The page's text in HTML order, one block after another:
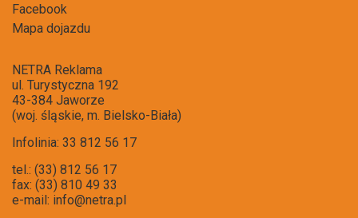
Facebook
Mapa dojazdu
NETRA Reklama
ul. Turystyczna 192
43-384 Jaworze
(woj. śląskie, m. Bielsko-Biała)
Infolinia: 33 812 56 17
tel.: (33) 812 56 17
fax: (33) 810 49 33
e-mail: info@netra.pl